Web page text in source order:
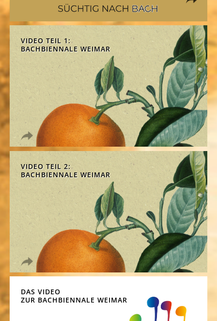
VIDEO TEIL 1:
BACHBIENNALE WEIMAR
VIDEO TEIL 2:
BACHBIENNALE WEIMAR
DAS VIDEO
ZUR BACHBIENNALE WEIMAR